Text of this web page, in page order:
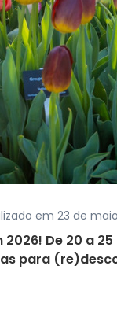
em 23 de
De 20 a
para